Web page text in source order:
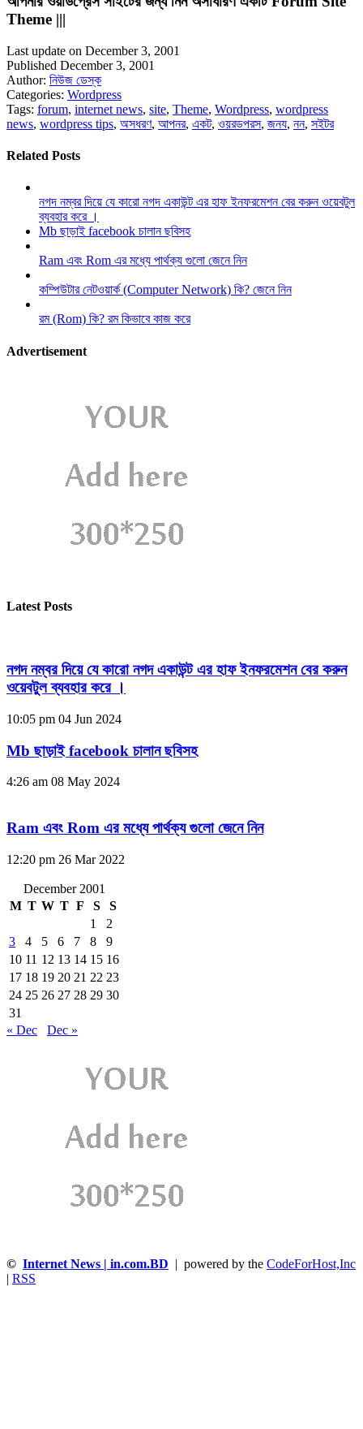
Theme |||
Last update on December 3, 2001
Published December 3, 2001
Author: নিউজ ডেস্ক
Categories: Wordpress
Tags: forum, internet news, site, Theme, Wordpress, wordpress
news, wordpress tips, অসধরণ, আপনর, একট, ওয়রডপরস, জনয, নন, সইটর
Related Posts
নগদ নম্বর দিয়ে যে কারো নগদ একাউন্ট এর হাফ ইনফরমেশন বের করুন ওয়েবটুল
ব্যবহার করে ।
Mb ছাড়াই facebook চালান ছবিসহ
Ram এবং Rom এর মধ্যে পার্থক্য গুলো জেনে নিন
কম্পিউটার নেটওয়ার্ক (Computer Network) কি? জেনে নিন
রম (Rom) কি? রম কিভাবে কাজ করে
Advertisement
Latest Posts
নগদ নম্বর দিয়ে যে কারো নগদ একাউন্ট এর হাফ ইনফরমেশন বের করুন
ওয়েবটুল ব্যবহার করে ।
10:05 pm 04 Jun 2024
Mb ছাড়াই facebook চালান ছবিসহ
4:26 am 08 May 2024
Ram এবং Rom এর মধ্যে পার্থক্য গুলো জেনে নিন
12:20 pm 26 Mar 2022
December 2001
M T W T F S
S
1
2
3
4 5 6 7 8
9
10 11 12 13 14 15 16
17 18 19 20 21 22 23
24 25 26 27 28 29 30
31
« Dec
Dec »
© Internet News | in.com.BD | powered by the CodeForHost,Inc
| RSS